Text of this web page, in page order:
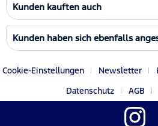
Kunden kauften auch
Kunden haben sich ebenfalls
Cookie-Einstellungen Newsletter
Datenschutz
AGB